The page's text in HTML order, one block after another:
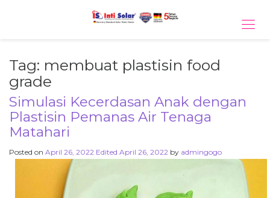
Tag: membuat plastisin food
grade
Simulasi Kecerdasan Anak dengan
Plastisin Pemanas Air Tenaga
Matahari
Posted on April 26, 2022 Edited April 26, 2022 by admingogo